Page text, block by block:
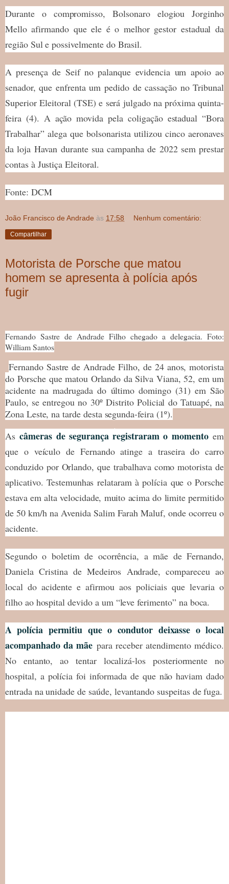
Durante o compromisso, Bolsonaro elogiou Jorginho
Mello afirmando que ele é o melhor gestor estadual da
região Sul e possivelmente do Brasil.
A presença de Seif no palanque evidencia um apoio ao
senador, que enfrenta um pedido de cassação no Tribunal
Superior Eleitoral (TSE) e será julgado na próxima quinta-
feira (4). A ação movida pela coligação estadual “Bora
Trabalhar” alega que bolsonarista utilizou cinco aeronaves
da loja Havan durante sua campanha de 2022 sem prestar
contas à Justiça Eleitoral.
Fonte: DCM
João Francisco de Andrade às 17:58 Nenhum comentário:
Compartilhar
Motorista de Porsche que matou
homem se apresenta à polícia após
fugir
Fernando Sastre de Andrade Filho chegado a delegacia. Foto:
William Santos
Fernando Sastre de Andrade Filho, de 24 anos, motorista
do Porsche que matou Orlando da Silva Viana, 52, em um
acidente na madrugada do último domingo (31) em São
Paulo, se entregou no 30º Distrito Policial do Tatuapé, na
Zona Leste, na tarde desta segunda-feira (1º).
Ascâmeras de segurança registraram o momentoem
que o veículo de Fernando atinge a traseira do carro
conduzido por Orlando, que trabalhava como motorista de
aplicativo. Testemunhas relataram à polícia que o Porsche
estava em alta velocidade, muito acima do limite permitido
de 50 km/h na Avenida Salim Farah Maluf, onde ocorreu o
acidente.
Segundo o boletim de ocorrência, a mãe de Fernando,
Daniela Cristina de Medeiros Andrade, compareceu ao
local do acidente e afirmou aos policiais que levaria o
filho ao hospital devido a um “leve ferimento” na boca.
A polícia permitiu que o condutor deixasse o local
acompanhado da mãe para receber atendimento médico.
No entanto, ao tentar localizá-los posteriormente no
hospital, a polícia foi informada de que não haviam dado
entrada na unidade de saúde, levantando suspeitas de fuga.